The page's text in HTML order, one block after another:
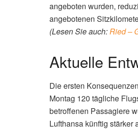
angeboten wurden,
angebotenen
(Lesen Sie auch:Ried –
Aktuelle
Die ersten
Montag 120 tägliche
betroffenen Passagiere
Lufthansa künftig